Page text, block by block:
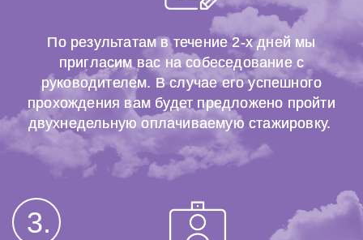
По результатам в течение 2-х дней мы
пригласим вас на собеседование с
руководителем. В случае его успешного
прохождения вам будет предложено пройти
двухнедельную оплачиваемую стажировку.
3.